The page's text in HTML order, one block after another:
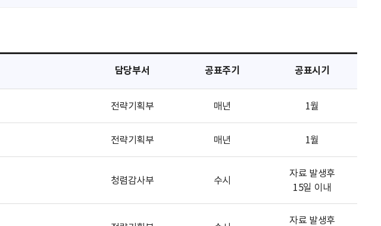
담당부서 공표주기 공표시기
전략기획부 매년 1월
전략기획부 매년 1월
청렴감사부 수시
자료 발생후
15일 이내
자료 발생후